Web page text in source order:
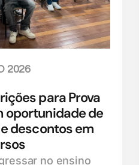
2026
para Prova
oportunidade de
descontos em
no ensino